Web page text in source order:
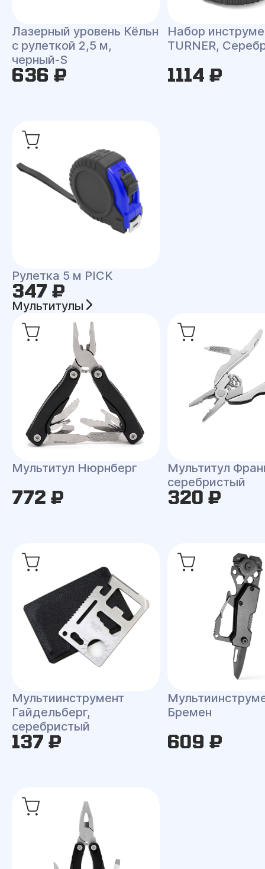
Лазерный уровень Кёльн
с рулеткой 2,5 м,
черный-S
636 ₽
Набор
TURNER,
1114 ₽
Рулетка 5 м PICK
347 ₽
Мультитулы
Мультитул Нюрнберг
772 ₽
Мультитул
серебристый
320 ₽
Мультиинструмент
Гайдельберг,
серебристый
137 ₽
Бремен
609 ₽